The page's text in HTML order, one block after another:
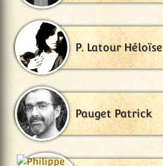
P. Latour Héloïse
Pauget Patrick